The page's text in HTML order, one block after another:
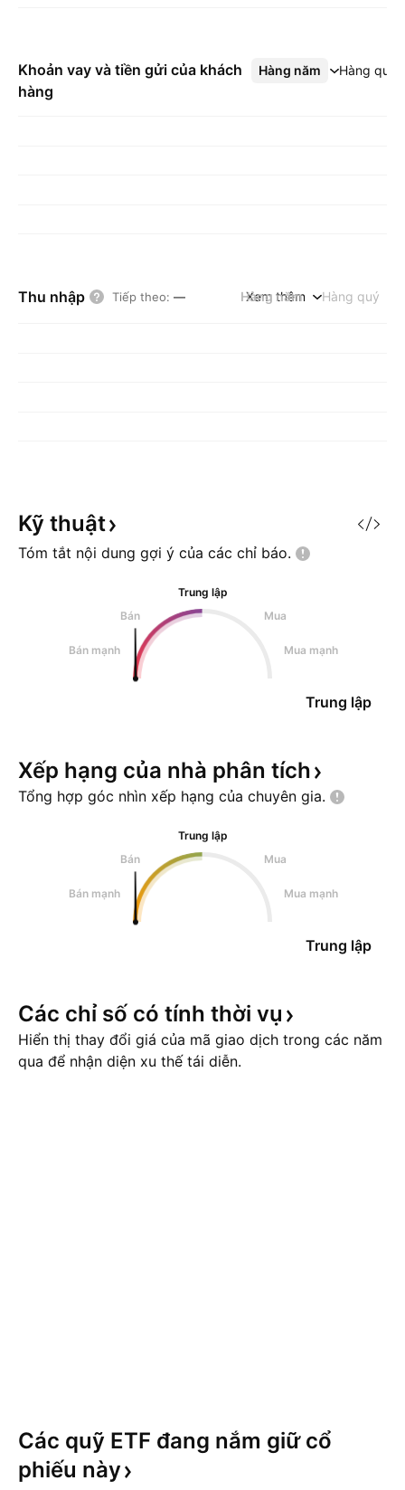
Khoản vay và tiền gửi của khách
hàng
Hàng năm Hàng quý
Xem thêm
Thu nhập Tiếp theo: — Hàng năm Hàng quý
Xem thêm
Kỹ thuật
Tóm tắt nội dung gợi ý của các chỉ báo.
Trung lập
Bán
Mua
Bán mạnh Mua mạnh
Trung lập
Xếp hạng của nhà phân tích
Tổng hợp góc nhìn xếp hạng của chuyên gia.
Trung lập
Bán
Mua
Bán mạnh Mua mạnh
Trung lập
Các chỉ số có tính thời vụ
Hiển thị thay đổi giá của mã giao dịch trong các năm
qua để nhận diện xu thế tái diễn.
Các quỹ ETF đang nắm giữ cổ
phiếu này